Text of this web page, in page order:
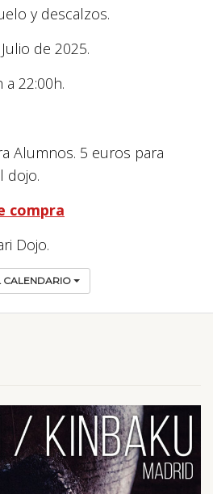
y descalzos.
de 2025.
a 22:00h.
Alumnos. 5 euros para
dojo.
compra
Dojo.
CALENDARIO